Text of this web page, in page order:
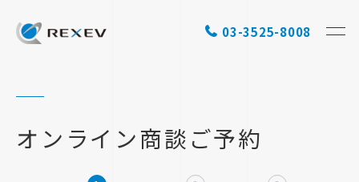
03-3525-8008
オンライン商談ご予約